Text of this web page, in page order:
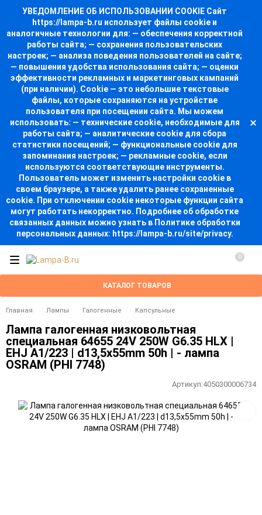
УВЕДОМЛЕНИЕ ОБ ИСПОЛЬЗОВАНИИ COOKIE Сайт
https://lampa-b.ru использует файлы cookie и
аналогичные технологии для: — обеспечения корректной
работы сайта; — сохранения пользовательских
настроек; — анализа поведения пользователей на сайте;
— повышения удобства использования сайта; — оценки
эффективности рекламных и маркетинговых кампаний
(при наличии). Cookie — это небольшие текстовые
файлы, которые сохраняются на устройстве
пользователя при посещении сайта. Мы можем
использовать: — технические cookie, необходимые для
работы сайта; — аналитические cookie для сбора
статистики посещений; — функциональные cookie для
запоминания настроек; — рекламные cookie, если
используются соответствующие инструменты.
Пользователь может изменить настройки cookie в
своем браузере, а также удалить ранее сохраненные
cookie. При отключении cookie некоторые функции сайта
могут работать некорректно. Подробнее об обработке
связанных данных можно узнать в Политике обработки
персональных данных: https://lampa-b.ru/site/privacy.
КАТАЛОГ ТОВАРОВ
0
Главная Лампы Галогенные Капсульные
Лампа галогенная низковольтная
специальная 64655 24V 250W G6.35 HLX |
EHJ A1/223 | d13,5x55mm 50h | - лампа
OSRAM (PHI 7748)
Артикул:4050300006734